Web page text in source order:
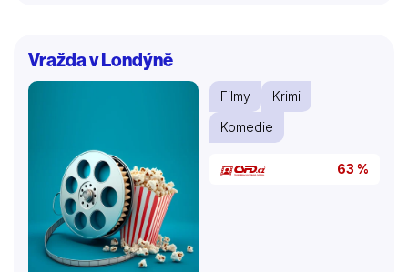
Vražda v Londýně
Filmy
Krimi
Komedie
63 %